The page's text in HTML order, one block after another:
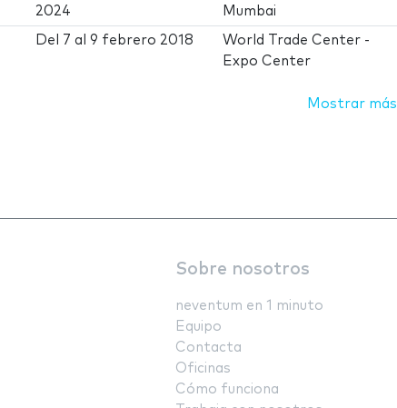
2024
Mumbai
Del 7 al9 febrero 2018
World Trade Center -
Expo Center
Mostrar más
Sobre nosotros
neventum en 1 minuto
Equipo
Contacta
Oficinas
Cómo funciona